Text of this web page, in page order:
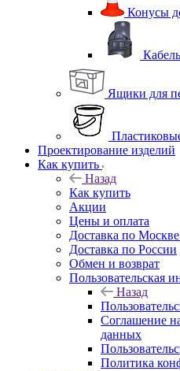
Конусы
Ящики для
Проектирование изделий
Как купить
Назад
Как купить
Акции
Цены и оплата
Доставка по
Доставка по России
Обмен и возврат
Пользовательская
Назад
Соглашение
данных
Политика